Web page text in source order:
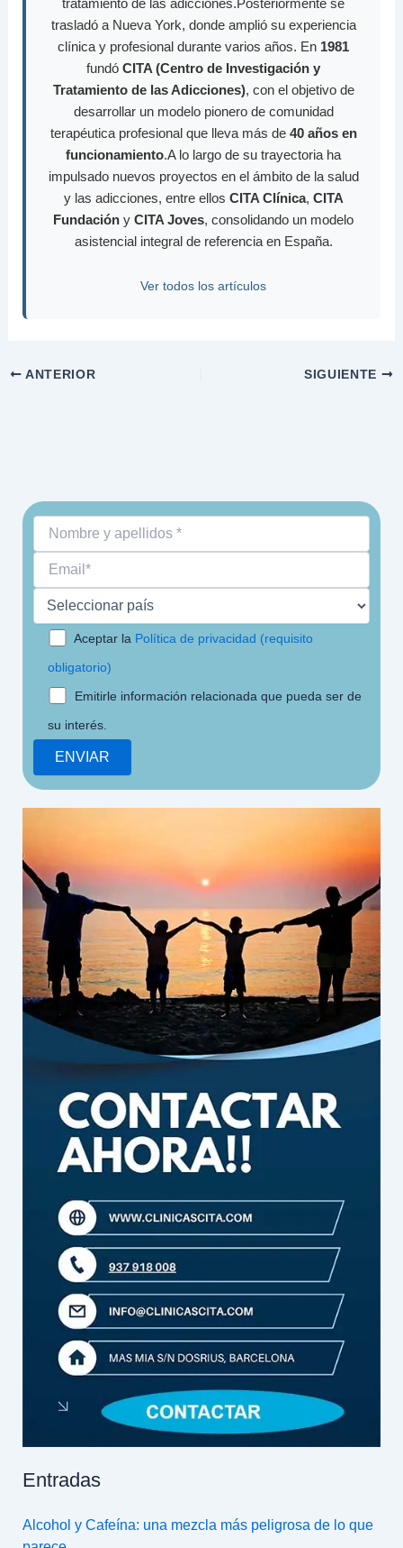
trasladó a Nueva York, donde amplió su experiencia
clínica y profesional durante varios años. En 1981
fundó CITA (Centro de Investigación y
Tratamiento de las Adicciones), con el objetivo de
desarrollar un modelo pionero de comunidad
terapéutica profesional que lleva más de 40 años en
funcionamiento.A lo largo de su trayectoria ha
impulsado nuevos proyectos en el ámbito de la salud
y las adicciones, entre ellos CITA Clínica, CITA
Fundación y CITA Joves, consolidando un modelo
asistencial integral de referencia en España.
Ver todos los artículos
ANTERIOR SIGUIENTE
Aceptar la Política de privacidad (requisito
obligatorio)
Emitirle información relacionada que pueda ser de
su interés.
Entradas
Alcohol y Cafeína: una mezcla más peligrosa de lo que